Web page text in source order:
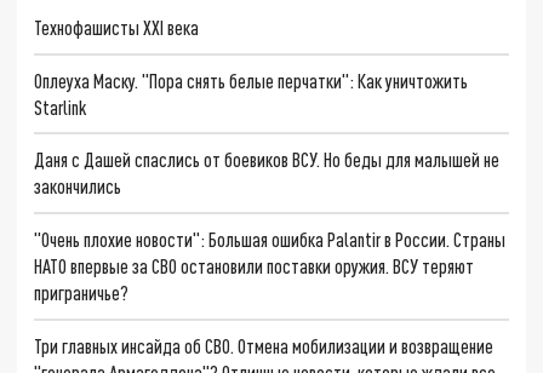
Технофашисты XXI века
Оплеуха Маску. "Пора снять белые перчатки": Как уничтожить
Starlink
Даня с Дашей спаслись от боевиков ВСУ. Но беды для малышей не
закончились
"Очень плохие новости": Большая ошибка Palantir в России. Страны
НАТО впервые за СВО остановили поставки оружия. ВСУ теряют
приграничье?
Три главных инсайда об СВО. Отмена мобилизации и возвращение